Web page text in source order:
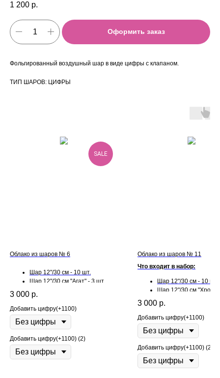
1 200 р.
Оформить заказ
Фольгированный воздушный шар в виде цифры с клапаном.
ТИП ШАРОВ: ЦИФРЫ
SALE
Облако из шаров № 6
Шар 12"/30 см - 10 шт.
Шар 12"/30 см "Агат" - 3 шт.
шт.
3 000 р.
Добавить цифру(+1100)
Добавить цифру(+1100) (2)
Облако из шаров № 11
Что входит в набор:
Шар 12"/30 см - 10 шт.
Шар 12"/30 см "Хром"
3 000 р.
Добавить цифру(+1100)
Добавить цифру(+1100) (2)